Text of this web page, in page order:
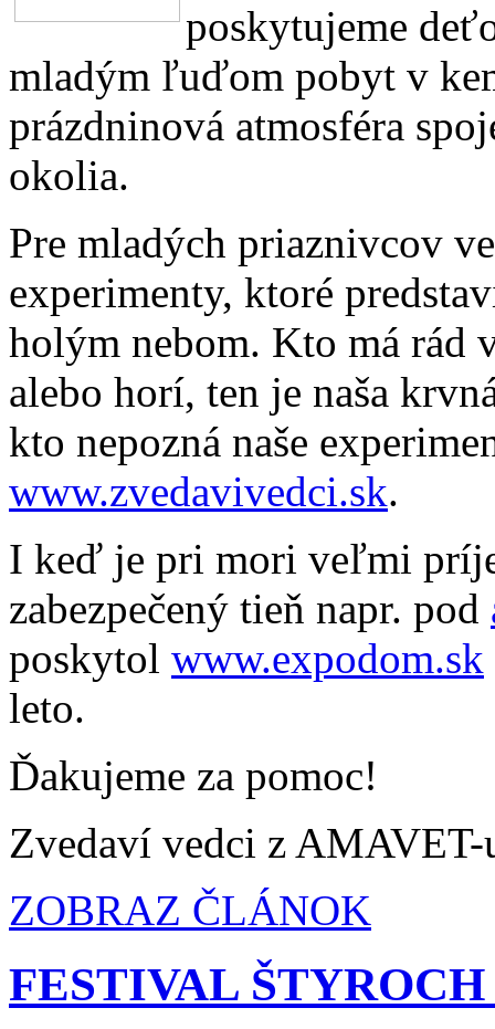
poskytujeme
mladým ľuďom pobyt v
prázdninová atmosféra
okolia.
Pre mladých priaznivcov
experimenty, ktoré
holým nebom. Kto má rád
alebo horí, ten je naša
kto nepozná naše
www.zvedavivedci.sk.
I keď je pri mori veľmi
zabezpečený tieň napr. pod
poskytol www.expodom.sk
leto.
Ďakujeme za pomoc!
Zvedaví vedci z AMAVET-
ZOBRAZ ČLÁNOK
FESTIVAL